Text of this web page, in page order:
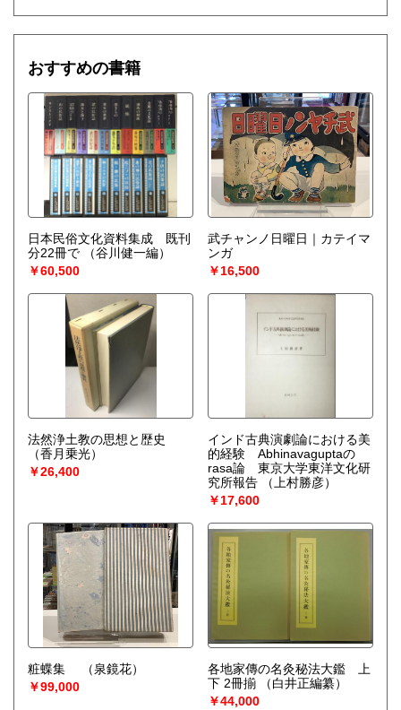
おすすめの書籍
日本民俗文化資料集成 既刊
分22冊で
（谷川健一編）
￥60,500
武チャンノ日曜日｜カテイマ
ンガ
￥16,500
法然浄土教の思想と歴史
（香月乗光）
￥26,400
インド古典演劇論における美
的経験 Abhinavaguptaの
rasa論 東京大学東洋文化研
究所報告
（上村勝彦）
￥17,600
粧蝶集
（泉鏡花）
￥99,000
各地家傳の名灸秘法大鑑 上
下 2冊揃
（白井正編纂）
￥44,000